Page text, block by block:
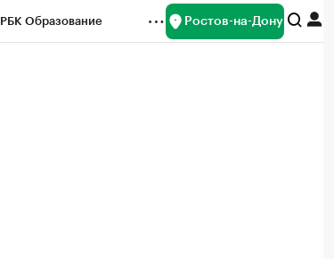
РБК Образование Ростов-на-Дону